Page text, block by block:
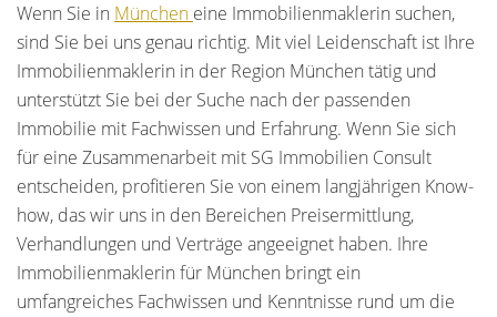
Wenn Sie in München eine Immobilienmaklerin suchen,
sind Sie bei uns genau richtig. Mit viel Leidenschaft ist Ihre
Immobilienmaklerin in der Region München tätig und
unterstützt Sie bei der Suche nach der passenden
Immobilie mit Fachwissen und Erfahrung. Wenn Sie sich
für eine Zusammenarbeit mit SG Immobilien Consult
entscheiden, profitieren Sie von einem langjährigen Know-
how, das wir uns in den Bereichen Preisermittlung,
Verhandlungen und Verträge angeeignet haben. Ihre
Immobilienmaklerin für München bringt ein
umfangreiches Fachwissen und Kenntnisse rund um die